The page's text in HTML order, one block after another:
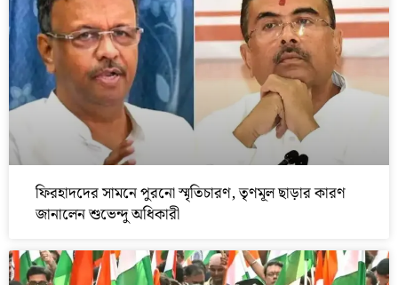
ফিরহাদদের সামনে পুরনো স্মৃতিচারণ, তৃণমূল ছাড়ার কারণ
জানালেন শুভেন্দু অধিকারী